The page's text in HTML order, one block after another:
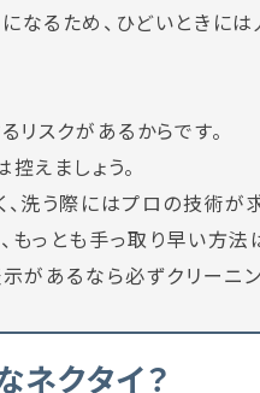
なるため、ひどいときに
リスクがあるからです。
えましょう。
洗う際にはプロの技術が
もっとも手っ取り早い方法
があるなら必ずクリーニン
ネクタイ？